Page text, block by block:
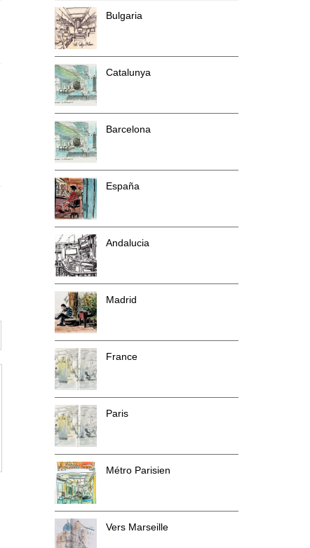
Bulgaria
Catalunya
Barcelona
España
Andalucia
Madrid
France
Paris
Métro Parisien
Vers Marseille